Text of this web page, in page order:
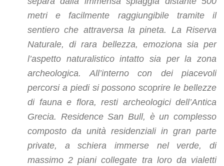
metri e facilmente raggiungibile tramite il
sentiero che attraversa la pineta. La Riserva
Naturale, di rara bellezza, emoziona sia per
l’aspetto naturalistico intatto sia per la zona
archeologica. All’interno con dei piacevoli
percorsi a piedi si possono scoprire le bellezze
di fauna e flora, resti archeologici dell’Antica
Grecia. Residence San Bull, è un complesso
composto da unità residenziali in gran parte
private, a schiera immerse nel verde, di
massimo 2 piani collegate tra loro da vialetti